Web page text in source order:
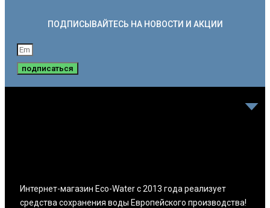
ПОДПИСЫВАЙТЕСЬ НА НОВОСТИ И АКЦИИ
подписаться
Интернет-магазин Eco-Water с 2013 года реализует
средства сохранения воды Европейского производства!